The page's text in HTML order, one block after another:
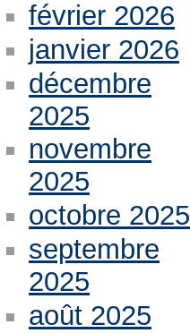
février 2026
janvier 2026
décembre
2025
novembre
2025
octobre 2025
septembre
2025
août 2025